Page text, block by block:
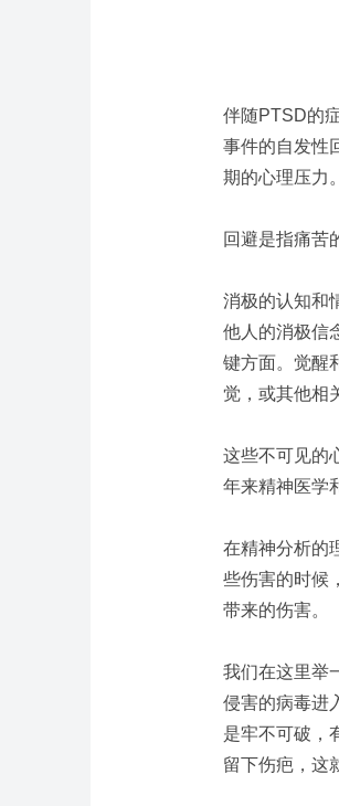
伴随PTSD的
事件的自发性
期的心理压力。
回避是指痛苦
消极的认知和
他人的消极信
键方面。觉醒
觉 ， 或其他相
这些不可见的
年来精神医学
在精神分析的
些伤害的时候
带来的伤害。
我们在这里举
侵害的病毒进
是牢不可破，
留下伤疤，这